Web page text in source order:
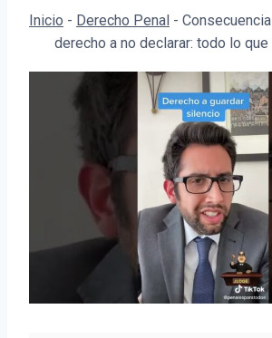
Inicio - Derecho Penal -
derecho a no declarar: todo lo